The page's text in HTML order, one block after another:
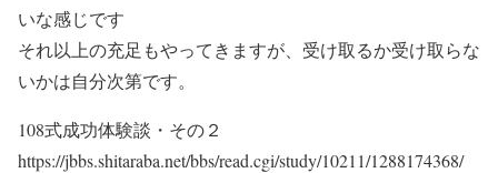
いな感じです
それ以上の充足もやってきますが、受け取るか受け取らな
いかは自分次第です。
108式成功体験談・その２
https://jbbs.shitaraba.net/bbs/read.cgi/study/10211/1288174368/